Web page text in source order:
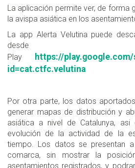
La aplicación permite ver, de forma
la avispa asiática en los
La app Alerta Velutina puede
desde
Play
https://
id=cat.ctfc.velutina
Por otra parte, los datos
generar mapas de distribución y
asiática a nivel de Catalunya,
evolución de la actividad de la
tiempo. Los datos se presentan
comarca, sin mostrar la
asentamientos registrados, y